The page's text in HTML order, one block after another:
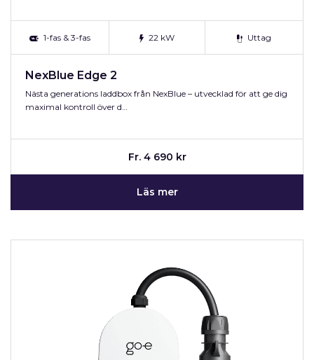
1-fas & 3-fas 22 kW Uttag
NexBlue Edge 2
Nästa generations laddbox från NexBlue – utvecklad för att ge dig
maximal kontroll över d…
Fr. 4 690 kr
Läs mer